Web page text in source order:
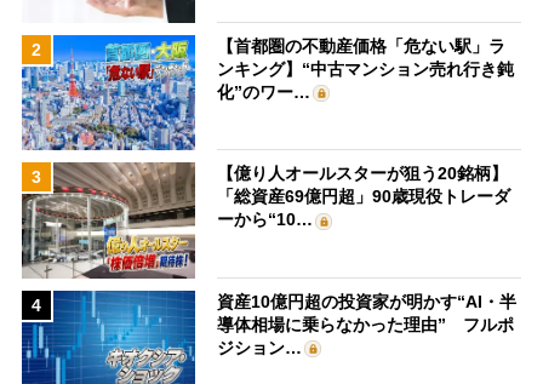
2
【首都圏の不動産価格「危ない駅」ラ
ンキング】“中古マンション売れ行き鈍
化”のワー…
3
【億り人オールスターが狙う20銘柄】
「総資産69億円超」90歳現役トレーダ
ーから“10…
4
資産10億円超の投資家が明かす“AI・半
導体相場に乗らなかった理由” フルポ
ジション…